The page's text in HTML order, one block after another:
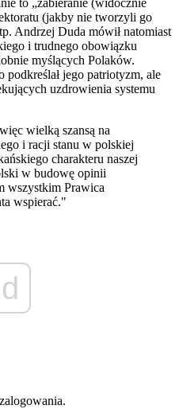
to „zabieranie (widocznie
(jakby nie tworzyli go
Andrzej Duda mówił natomiast
i trudnego obowiązku
myślących Polaków.
jego patriotyzm, ale
uzdrowienia systemu
wielką szansą na
i racji stanu w polskiej
charakteru naszej
w budowę opinii
wszystkim Prawica
wspierać."